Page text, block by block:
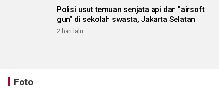
Polisi usut temuan senjata api dan "airsoft
gun" di sekolah swasta, Jakarta Selatan
2 hari lalu
Foto